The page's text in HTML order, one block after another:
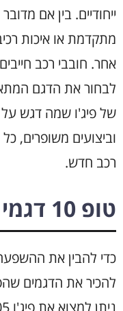
ייחודיים. בין אם
מתקדמת או איכות
אחר. חובבי רכב
לבחור את הדגם
של פיג'ו שמה דגש על
וביצועים משופרים,
רכב חדש.
טופ 10 דגמי פיג'ו
כדי להבין את
להכיר את הדגמים